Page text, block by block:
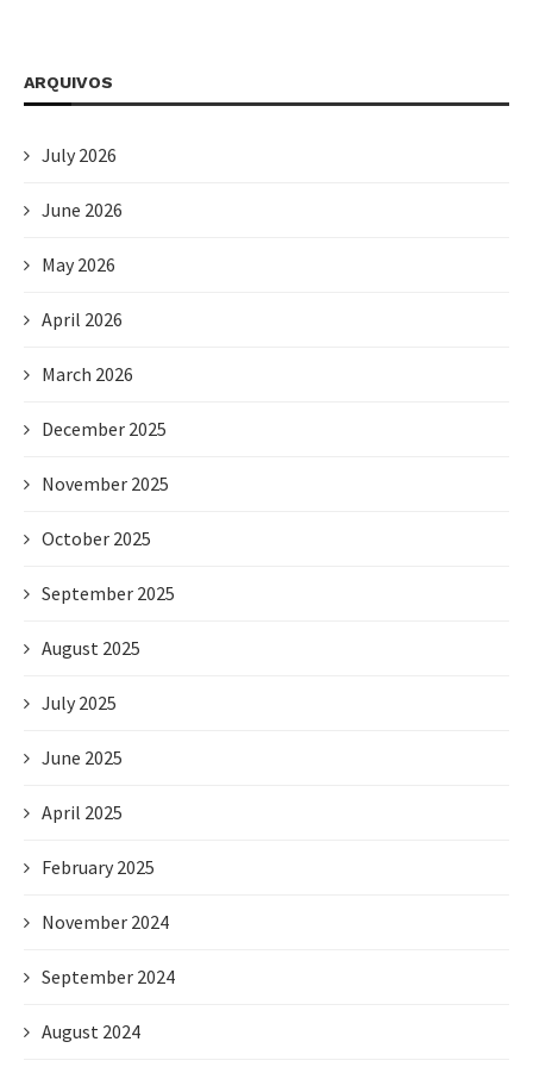
ARQUIVOS
July 2026
June 2026
May 2026
April 2026
March 2026
December 2025
November 2025
October 2025
September 2025
August 2025
July 2025
June 2025
April 2025
February 2025
November 2024
September 2024
August 2024